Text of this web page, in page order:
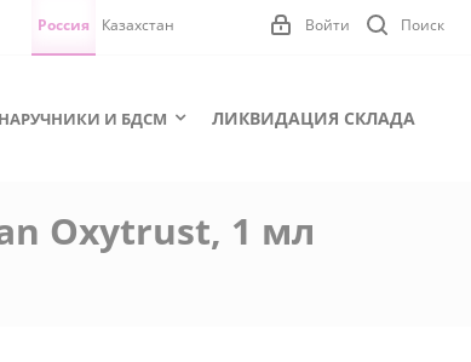
Поиск
Войти
Россия Казахстан
НАРУЧНИКИ И БДСМ ЛИКВИДАЦИЯ СКЛАДА
Oxytrust, 1 мл